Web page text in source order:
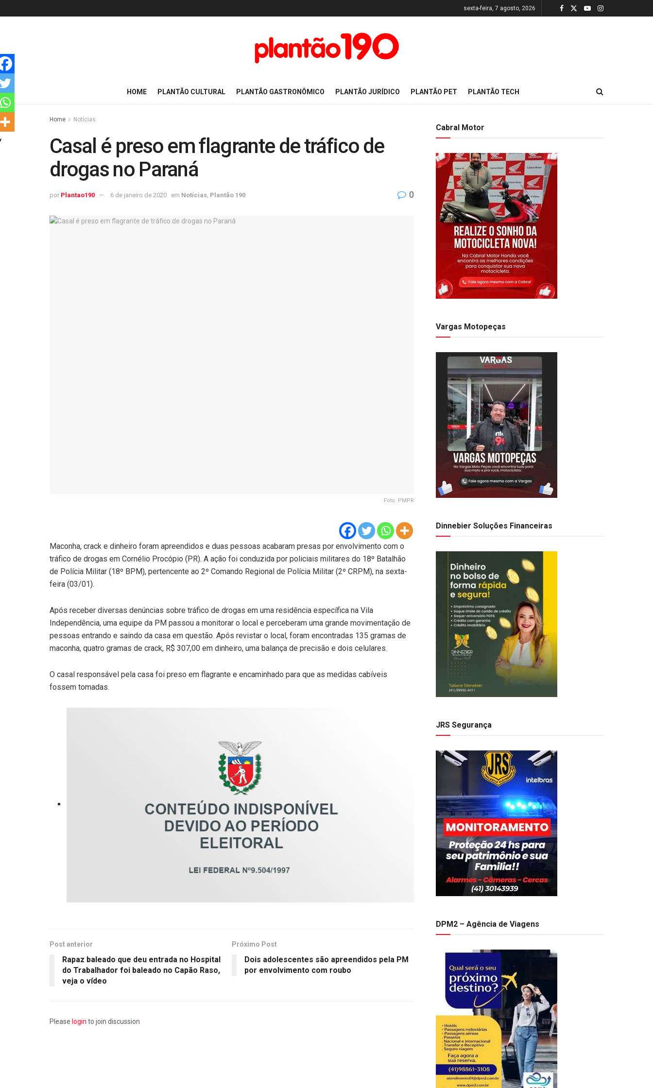
sexta-feira, 7 agosto, 2026
HOME PLANTÃO CULTURAL PLANTÃO GASTRONÔMICO PLANTÃO JURÍDICO PLANTÃO PET PLANTÃO TECH
Home Notícias
Casal é preso em flagrante de tráfico de
drogas no Paraná
por Plantao190 6 de janeiro de 2020 em Notícias Plantão 190 0
Foto: PMPR
Maconha, crack e dinheiro foram apreendidos e duas pessoas acabaram presas por envolvimento com o
tráfico de drogas em Cornélio Procópio (PR). A ação foi conduzida por policiais militares do 18º Batalhão
de Polícia Militar (18º BPM), pertencente ao 2º Comando Regional de Polícia Militar (2º CRPM), na sexta-
feira (03/01).
Após receber diversas denúncias sobre tráfico de drogas em uma residência específica na Vila
Independência, uma equipe da PM passou a monitorar o local e perceberam uma grande movimentação de
pessoas entrando e saindo da casa em questão. Após revistar o local, foram encontradas 135 gramas de
maconha, quatro gramas de crack, R$ 307,00 em dinheiro, uma balança de precisão e dois celulares.
O casal responsável pela casa foi preso em flagrante e encaminhado para que as medidas cabíveis
fossem tomadas.
Post anterior
Rapaz baleado que deu entrada no Hospital
do Trabalhador foi baleado no Capão Raso,
veja o vídeo
Próximo Post
Dois adolescentes são apreendidos pela PM
por envolvimento com roubo
Please login to join discussion
Cabral Motor
Vargas Motopeças
Dinnebier Soluções Financeiras
JRS Segurança
DPM2 – Agência de Viagens